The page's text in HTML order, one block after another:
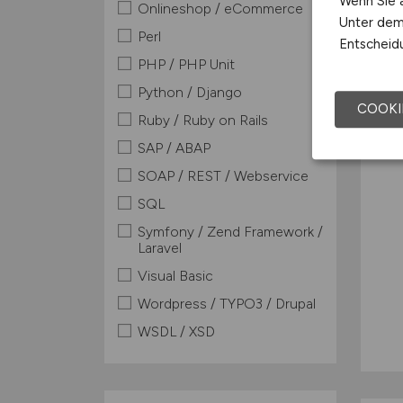
Onlineshop / eCommerce
Perl
PHP / PHP Unit
Python / Django
Ruby / Ruby on Rails
SAP / ABAP
SOAP / REST / Webservice
SQL
Symfony / Zend Framework /
Laravel
Visual Basic
Wordpress / TYPO3 / Drupal
WSDL / XSD
Unter